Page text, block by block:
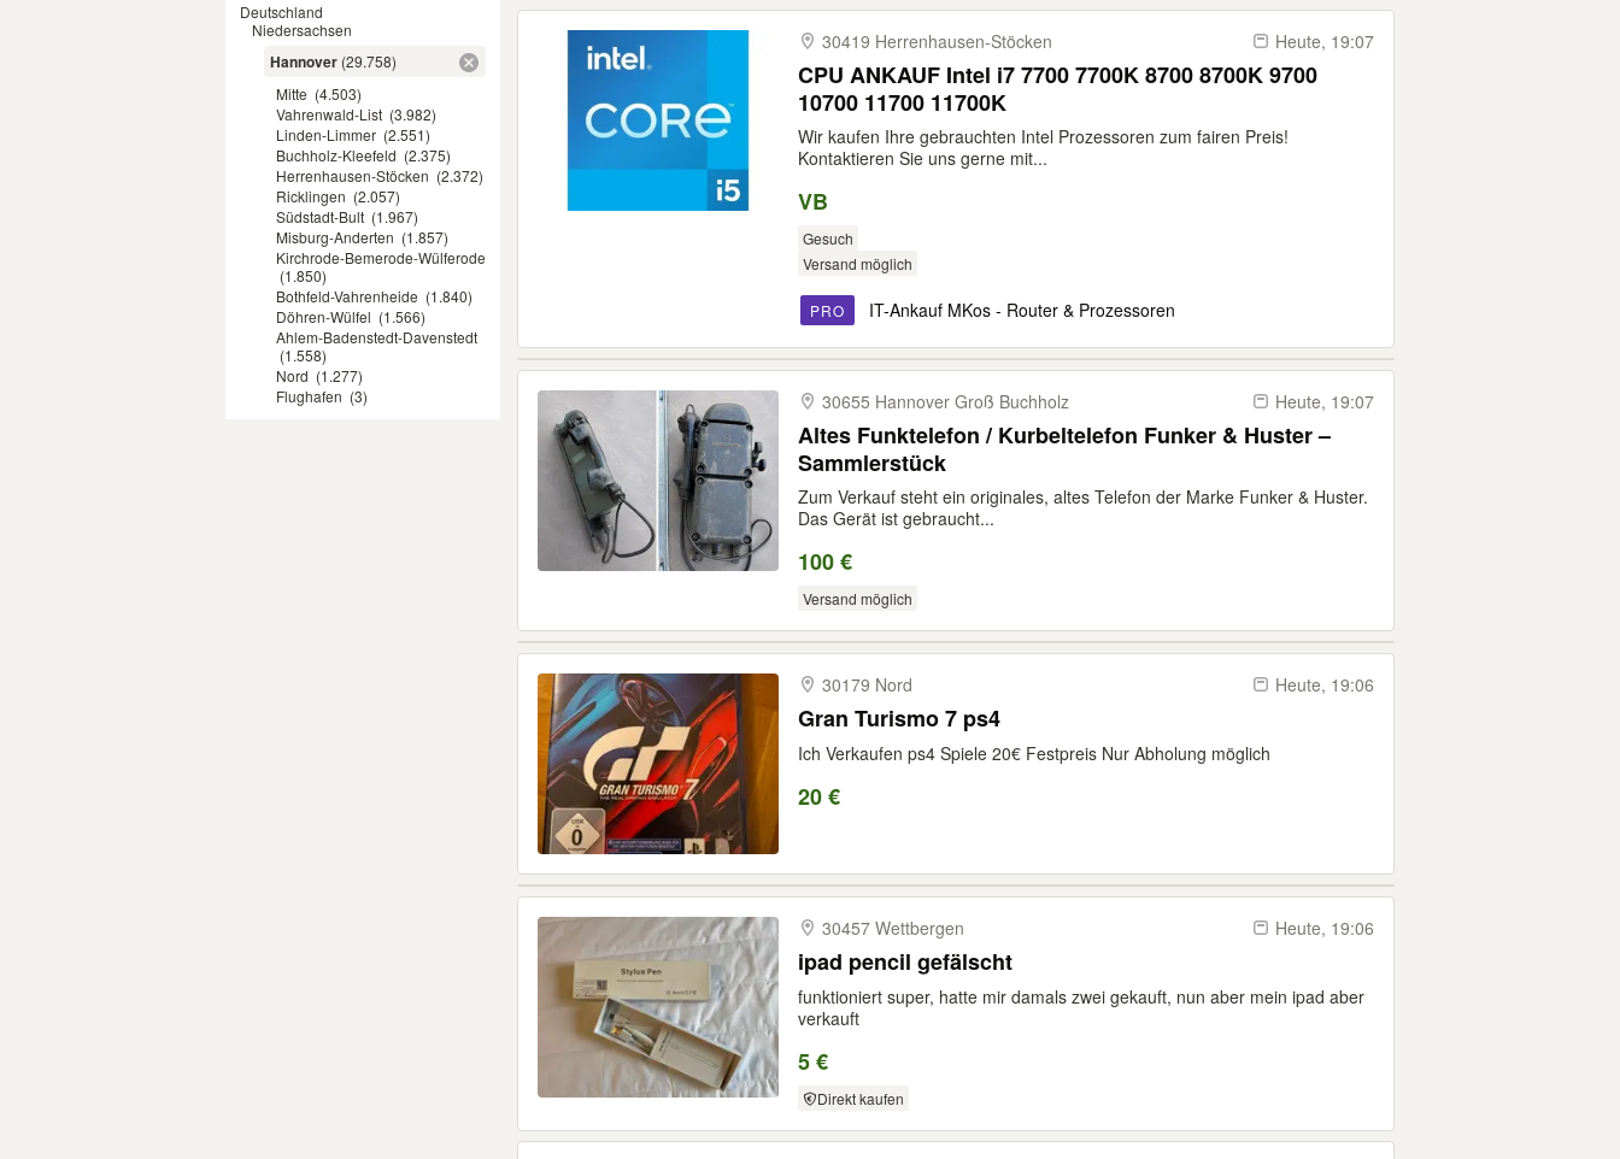
Deutschland
Niedersachsen
Hannover (29.758)
Mitte (4.503)
Vahrenwald-List (3.982)
Linden-Limmer (2.551)
Buchholz-Kleefeld (2.375)
Herrenhausen-Stöcken (2.372)
Ricklingen (2.057)
Südstadt-Bult (1.967)
Misburg-Anderten (1.857)
Kirchrode-Bemerode-Wülferode
(1.850)
Bothfeld-Vahrenheide (1.840)
Döhren-Wülfel (1.566)
Ahlem-Badenstedt-Davenstedt
(1.558)
Nord (1.277)
Flughafen (3)
30419 Herrenhausen-​Stöcken Heute, 19:07
CPU ANKAUF Intel i7 7700 7700K 8700 8700K 9700
10700 11700 11700K
Wir kaufen Ihre gebrauchten Intel Prozessoren zum fairen Preis!
Kontaktieren Sie uns gerne mit...
VB
Gesuch
Versand möglich
PRO IT-Ankauf MKos - Router & Prozessoren
30655 Hannover Groß Buchholz Heute, 19:07
Altes Funktelefon / Kurbeltelefon Funker & Huster –
Sammlerstück
Zum Verkauf steht ein originales, altes Telefon der Marke Funker & Huster.
Das Gerät ist gebraucht...
100 €
Versand möglich
30179 Nord Heute, 19:06
Gran Turismo 7 ps4
Ich Verkaufen ps4 Spiele 20€ Festpreis Nur Abholung möglich
20 €
30457 Wettbergen Heute, 19:06
ipad pencil gefälscht
funktioniert super, hatte mir damals zwei gekauft, nun aber mein ipad aber
verkauft
5 €
Direkt kaufen